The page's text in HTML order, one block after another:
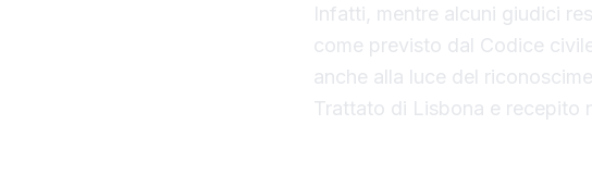
Infatti, mentre alcuni giudici
come previsto dal Codice
anche alla luce del
Trattato di Lisbona e recepito